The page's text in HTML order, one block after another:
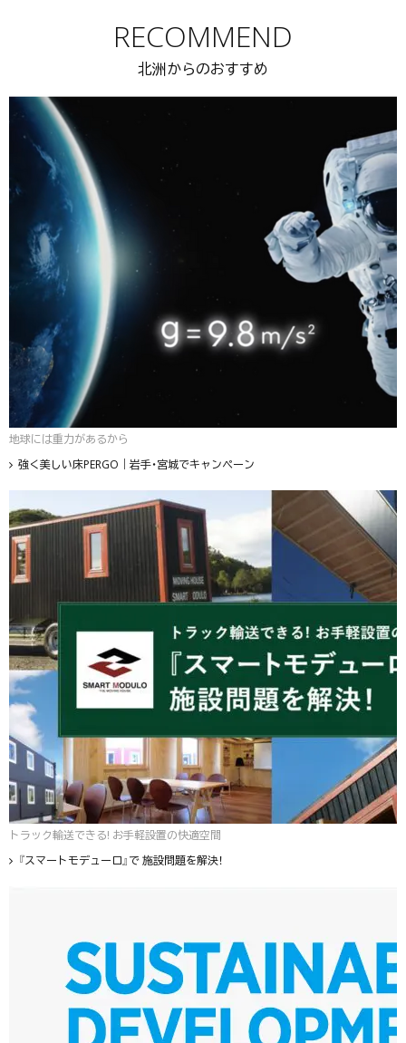
RECOMMEND
北洲からのおすすめ
地球には重力があるから
強く美しい床PERGO｜岩手・宮城でキャンペーン
トラック輸送できる! お手軽設置の快適空間
『スマートモデューロ』で 施設問題を解決！